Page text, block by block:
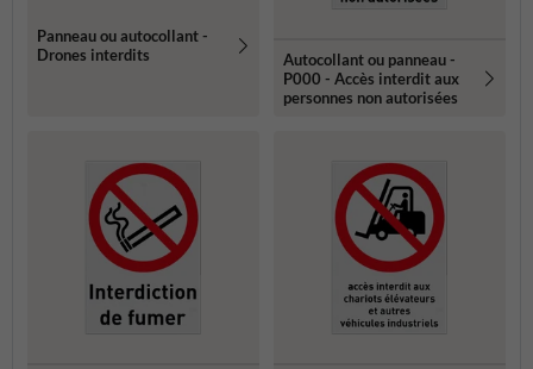
Panneau ou autocollant -
Drones interdits
Autocollant ou panneau -
P000 - Accès interdit aux
personnes non autorisées